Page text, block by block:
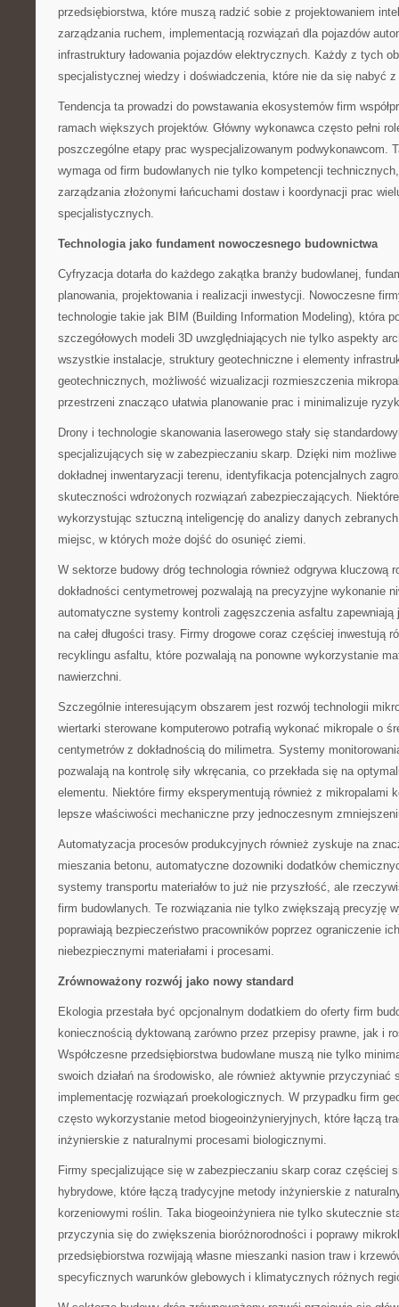
przedsiębiorstwa, które muszą radzić sobie z projektowaniem
zarządzania ruchem, implementacją rozwiązań dla pojazdów
infrastruktury ładowania pojazdów elektrycznych. Każdy z tych
specjalistycznej wiedzy i doświadczenia, które nie da się nabyć
Tendencja ta prowadzi do powstawania ekosystemów firm
ramach większych projektów. Główny wykonawca często pełni
poszczególne etapy prac wyspecjalizowanym podwykonawcom.
wymaga od firm budowlanych nie tylko kompetencji
zarządzania złożonymi łańcuchami dostaw i koordynacji prac
specjalistycznych.
Technologia jako fundament nowoczesnego budownictwa
Cyfryzacja dotarła do każdego zakątka branży budowlanej,
planowania, projektowania i realizacji inwestycji. Nowoczesne
technologie takie jak BIM (Building Information Modeling), która
szczegółowych modeli 3D uwzględniających nie tylko aspekty
wszystkie instalacje, struktury geotechniczne i elementy
geotechnicznych, możliwość wizualizacji rozmieszczenia
przestrzeni znacząco ułatwia planowanie prac i minimalizuje
Drony i technologie skanowania laserowego stały się
specjalizujących się w zabezpieczaniu skarp. Dzięki nim
dokładnej inwentaryzacji terenu, identyfikacja potencjalnych
skuteczności wdrożonych rozwiązań zabezpieczających.
wykorzystując sztuczną inteligencję do analizy danych
miejsc, w których może dojść do osunięć ziemi.
W sektorze budowy dróg technologia również odgrywa kluczową
dokładności centymetrowej pozwalają na precyzyjne wykonanie
automatyczne systemy kontroli zagęszczenia asfaltu zapewniają
na całej długości trasy. Firmy drogowe coraz częściej inwestują
recyklingu asfaltu, które pozwalają na ponowne wykorzystanie
nawierzchni.
Szczególnie interesującym obszarem jest rozwój technologii
wiertarki sterowane komputerowo potrafią wykonać mikropale o
centymetrów z dokładnością do milimetra. Systemy
pozwalają na kontrolę siły wkręcania, co przekłada się na
elementu. Niektóre firmy eksperymentują również z mikropalami
lepsze właściwości mechaniczne przy jednoczesnym
Automatyzacja procesów produkcyjnych również zyskuje na
mieszania betonu, automatyczne dozowniki dodatków
systemy transportu materiałów to już nie przyszłość, ale
firm budowlanych. Te rozwiązania nie tylko zwiększają precyzję
poprawiają bezpieczeństwo pracowników poprzez ograniczenie
niebezpiecznymi materiałami i procesami.
Zrównoważony rozwój jako nowy standard
Ekologia przestała być opcjonalnym dodatkiem do oferty firm
koniecznością dyktowaną zarówno przez przepisy prawne, jak i
Współczesne przedsiębiorstwa budowlane muszą nie tylko
swoich działań na środowisko, ale również aktywnie przyczyniać
implementację rozwiązań proekologicznych. W przypadku firm
często wykorzystanie metod biogeoinżynieryjnych, które łączą
inżynierskie z naturalnymi procesami biologicznymi.
Firmy specjalizujące się w zabezpieczaniu skarp coraz częściej
hybrydowe, które łączą tradycyjne metody inżynierskie z
korzeniowymi roślin. Taka biogeoinżyniera nie tylko skutecznie
przyczynia się do zwiększenia bioróżnorodności i poprawy
przedsiębiorstwa rozwijają własne mieszanki nasion traw i
specyficznych warunków glebowych i klimatycznych różnych